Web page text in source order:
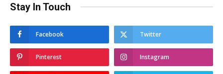
Stay In Touch
Facebook Twitter
Pinterest Instagram